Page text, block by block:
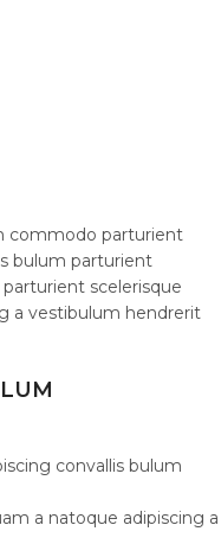
commodo parturient
bulum parturient
scelerisque
a vestibulum hendrerit
convallis bulum
a natoque adipiscing a